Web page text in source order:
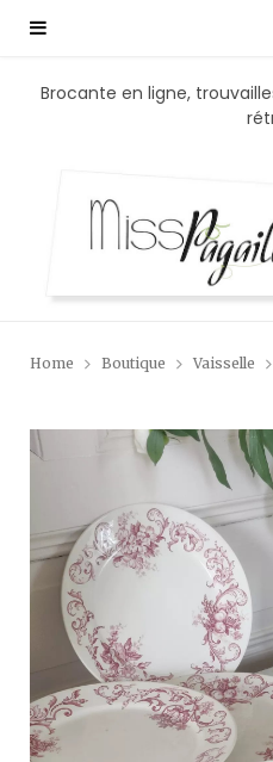
Brocante en ligne,
Home Boutique Vaisselle